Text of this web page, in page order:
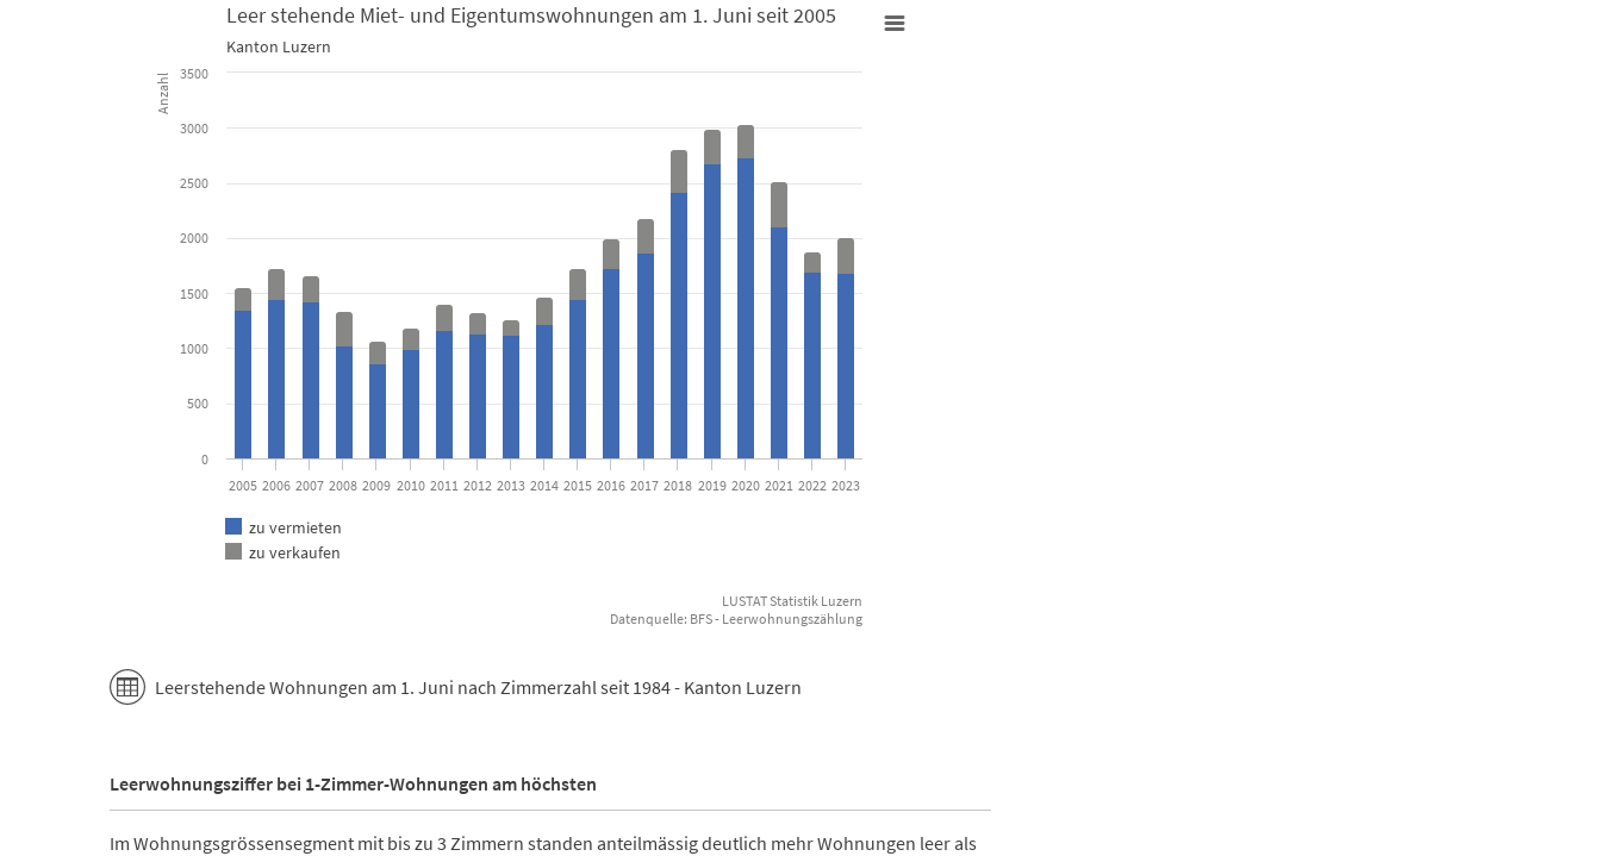
Leer stehende Miet- und Eigentumswohnungen am 1. Juni seit 2005
Bar chart with 2 data series.
View as data table, Leer stehende Miet- und Eigentumswohnungen am 1. Juni seit 2005
The chart has 1 Y axis displaying Anzahl. Data ranges from 861 to 3037.
Anzahl
Leer stehende Miet- und Eigentumswohnungen am 1. Juni seit 2005
Kanton Luzern
zu vermieten
zu verkaufen
2005 2006 2007 2008 2009 2010 2011 2012 2013 2014 2015 2016 2017 2018 2019 2020 2021 2022 2023
0
500
1000
1500
2000
2500
3000
3500
LUSTAT Statistik Luzern
Datenquelle: BFS - Leerwohnungszählung
Leerstehende Wohnungen am 1. Juni nach Zimmerzahl seit 1984 - Kanton Luzern
Leerwohnungsziffer bei 1-Zimmer-Wohnungen am höchsten
Im Wohnungsgrössensegment mit bis zu 3 Zimmern standen anteilmässig deutlich mehr Wohnungen leer als